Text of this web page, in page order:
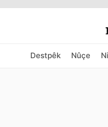
Destpêk Nûçe